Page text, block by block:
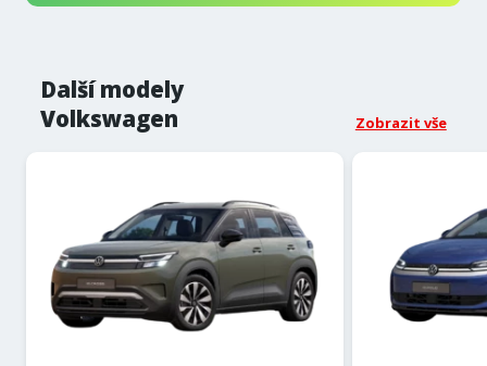
Další modely
Volkswagen
Zobrazit vše